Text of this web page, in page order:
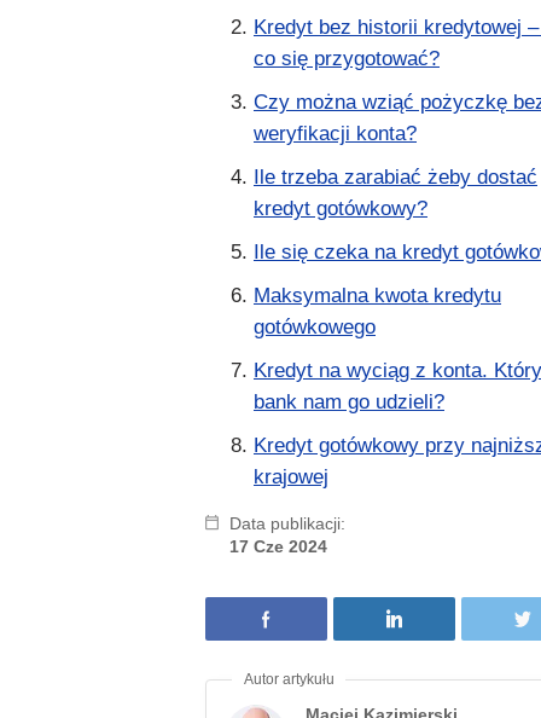
Kredyt bez historii kredytowej
co się przygotować?
Czy można wziąć pożyczkę
weryfikacji konta?
Ile trzeba zarabiać żeby dostać
kredyt gotówkowy?
Ile się czeka na kredyt
Maksymalna kwota kredytu
gotówkowego
Kredyt na wyciąg z konta. Który
bank nam go udzieli?
Kredyt gotówkowy przy
krajowej
Data publikacji:
17 Cze 2024